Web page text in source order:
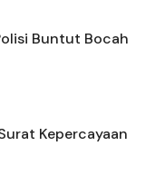
Buntut Bocah
Kepercayaan